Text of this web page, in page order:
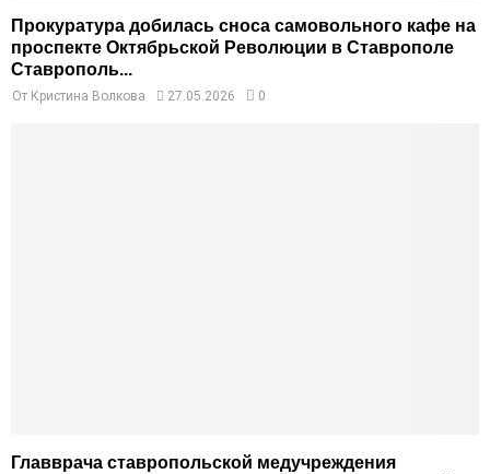
Прокуратура добилась сноса самовольного кафе на
проспекте Октябрьской Революции в Ставрополе
Ставрополь...
От Кристина Волкова 27.05.2026 0
Главврача ставропольской медучреждения